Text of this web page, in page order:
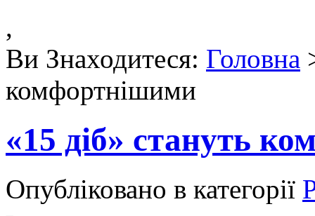
,
Ви Знаходитеся: Головна
комфортнішими
«15 діб» стануть
Опубліковано в категорії